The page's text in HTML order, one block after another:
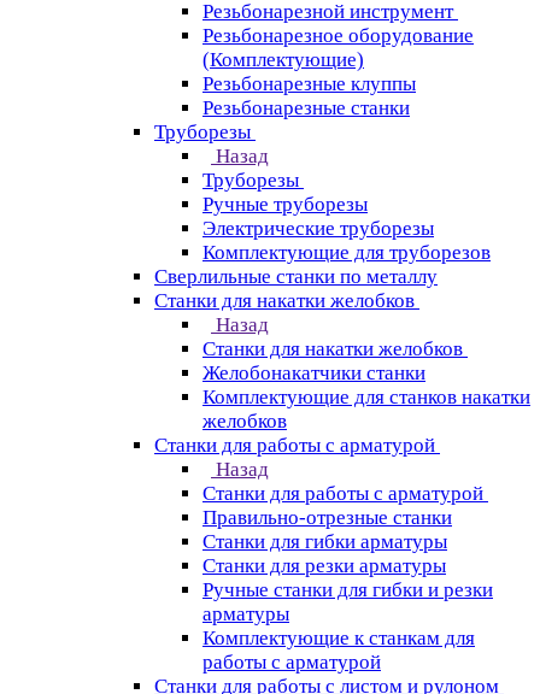
Резьбонарезной инструмент
Резьбонарезное оборудование
(Комплектующие)
Резьбонарезные клуппы
Резьбонарезные станки
Труборезы
Назад
Труборезы
Ручные труборезы
Электрические труборезы
Комплектующие для труборезов
Сверлильные станки по металлу
Станки для накатки желобков
Назад
Станки для накатки желобков
Желобонакатчики станки
Комплектующие для станков накатки
желобков
Станки для работы с арматурой
Назад
Станки для работы с арматурой
Правильно-отрезные станки
Станки для гибки арматуры
Станки для резки арматуры
Ручные станки для гибки и резки
арматуры
Комплектующие к станкам для
работы с арматурой
Станки для работы с листом и рулоном